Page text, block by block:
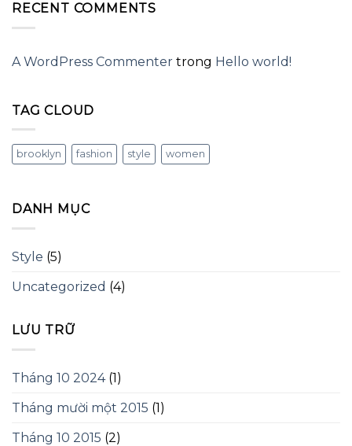
RECENT COMMENTS
A WordPress Commenter trong Hello world!
TAG CLOUD
brooklyn fashion style women
DANH MỤC
Style (5)
Uncategorized (4)
LƯU TRỮ
Tháng 10 2024(1)
Tháng mười một 2015 (1)
Tháng 10 2015 (2)